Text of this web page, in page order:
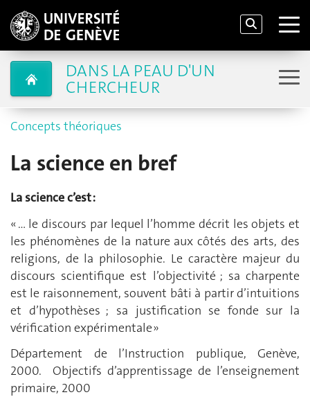
DANS LA PEAU D'UN
CHERCHEUR
Concepts théoriques
La science en bref
La science c’est :
« … le discours par lequel l’homme décrit les objets et
les phénomènes de la nature aux côtés des arts, des
religions, de la philosophie. Le caractère majeur du
discours scientifique est l’objectivité ; sa charpente
est le raisonnement, souvent bâti à partir d’intuitions
et d’hypothèses ; sa justification se fonde sur la
vérification expérimentale »
Département de l’Instruction publique, Genève,
2000. Objectifs d’apprentissage de l’enseignement
primaire, 2000